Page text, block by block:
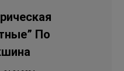
По